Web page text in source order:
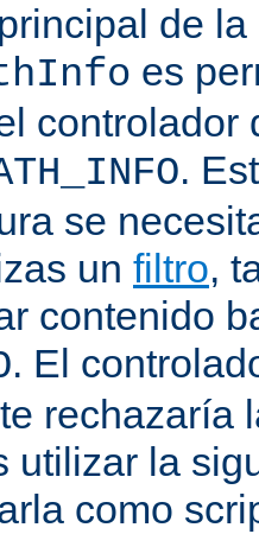
de la
es
controlador
.
se
un filtro,
contenido
. El
rechazaría
utilizar la
como